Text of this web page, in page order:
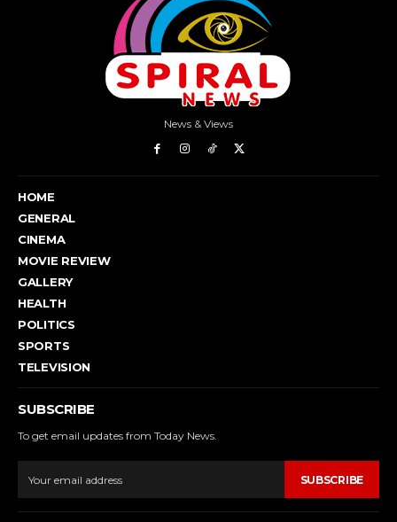
News & Views
HOME
GENERAL
CINEMA
MOVIE REVIEW
GALLERY
HEALTH
POLITICS
SPORTS
TELEVISION
SUBSCRIBE
To get email updates from Today News.
SUBSCRIBE